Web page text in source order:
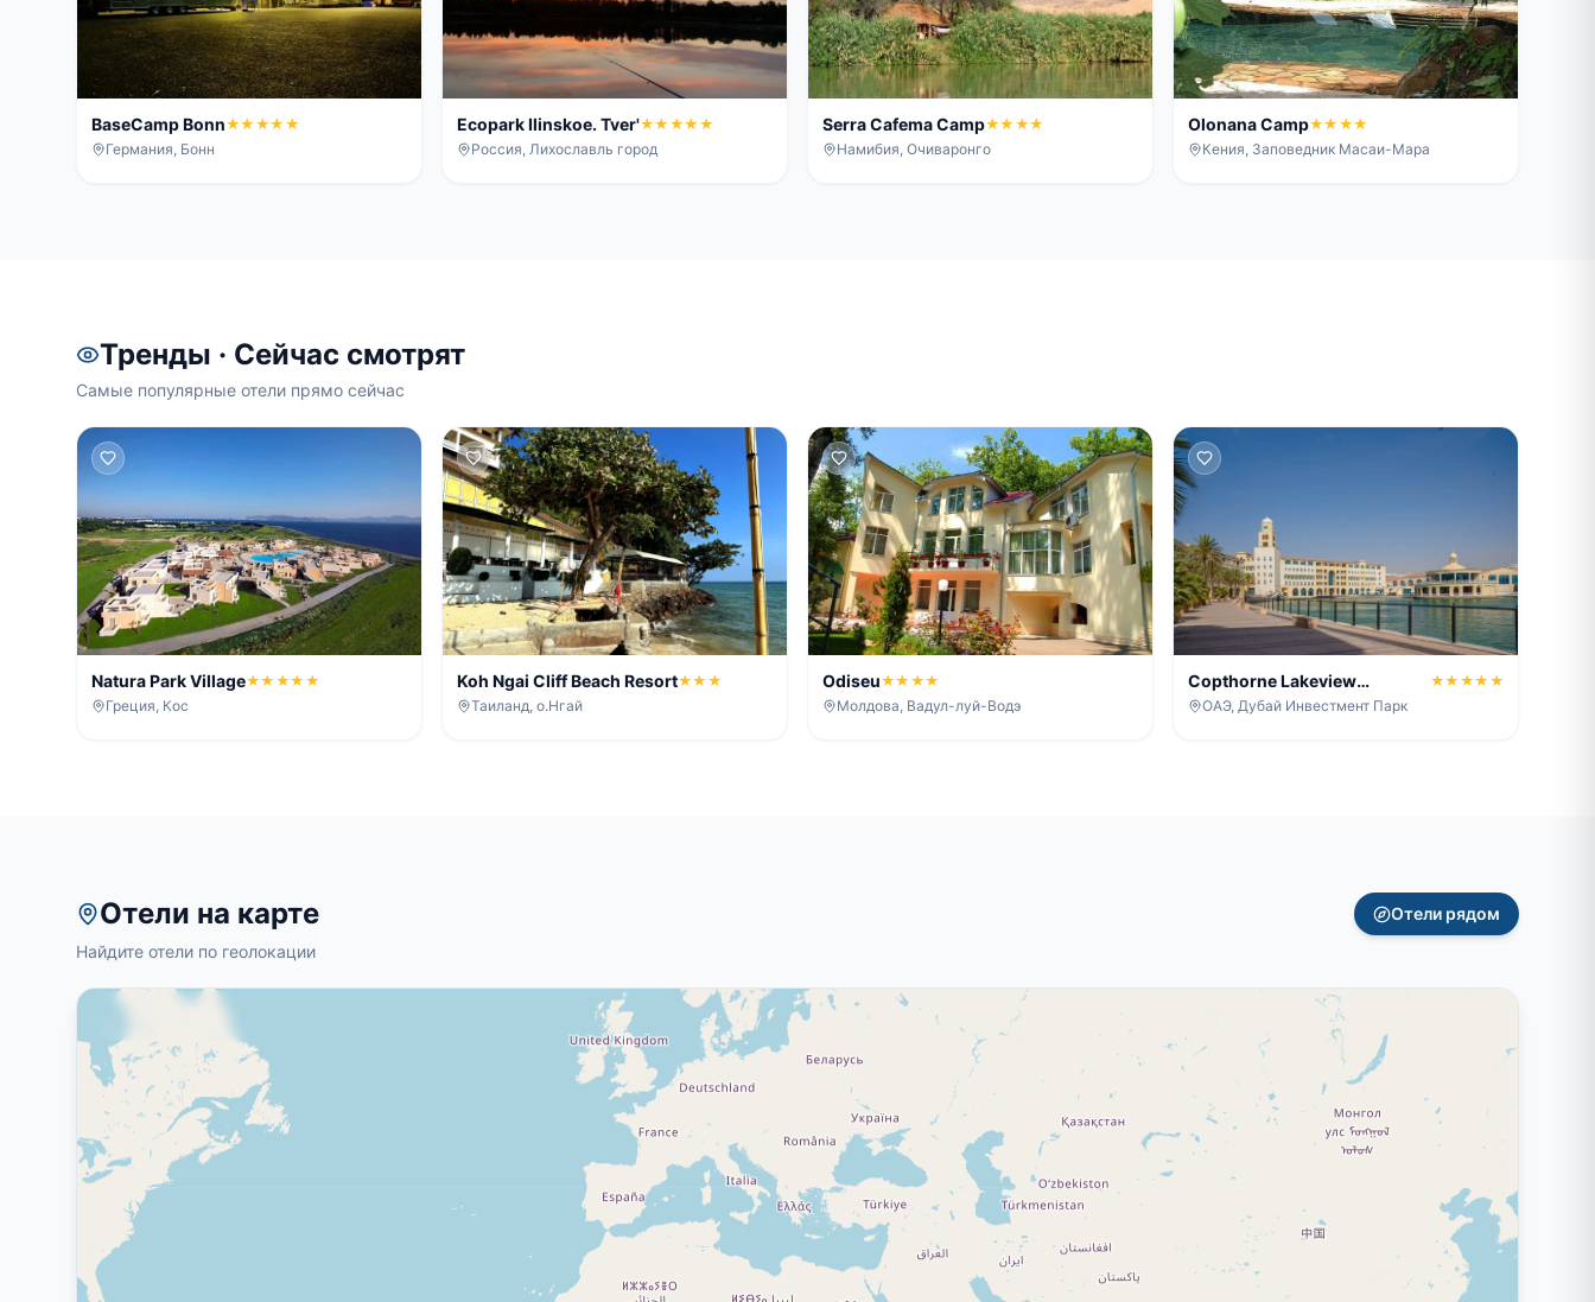
BaseCamp Bonn★★★★★
Германия, Бонн
Ecopark Ilinskoe. Tver'★★★★★
Россия, Лихославль город
Serra Cafema Camp★★★★
Намибия, Очиваронго
Olonana Camp★★★★
Кения, Заповедник Масаи-Мара
Тренды · Сейчас смотрят
Самые популярные отели прямо сейчас
Natura Park Village★★★★★
Греция, Кос
Koh Ngai Cliff Beach Resort★★★
Таиланд, о.Нгай
Odiseu★★★★
Молдова, Вадул-луй-Водэ
Copthorne Lakeview
Executive Apartments, Green
★★★★★
ОАЭ, Дубай Инвестмент Парк
Отели на карте
Отели рядом
Найдите отели по геолокации